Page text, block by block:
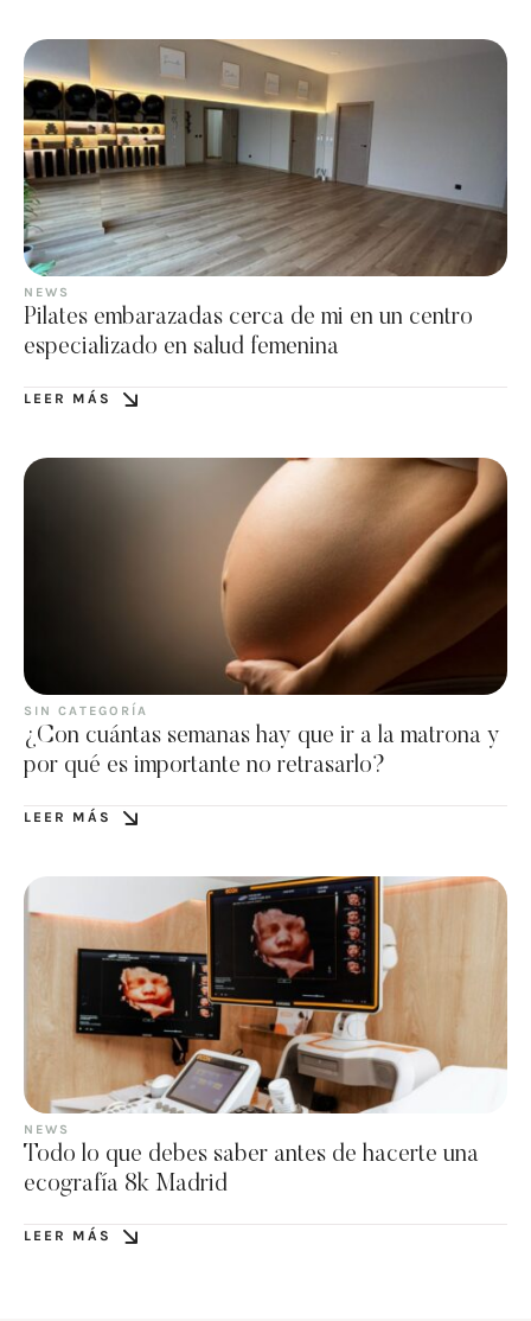
NEWS
Pilates embarazadas cerca de mi en un centro
especializado en salud femenina
LEER MÁS
SIN CATEGORÍA
¿Con cuántas semanas hay que ir a la matrona y
por qué es importante no retrasarlo?
LEER MÁS
NEWS
Todo lo que debes saber antes de hacerte una
ecografía 8k Madrid
LEER MÁS